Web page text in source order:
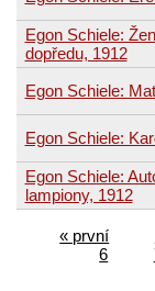
Egon Schiele:
dopředu, 1912
Egon Schiele:
Egon Schiele:
Egon Schiele:
lampiony, 1912
« první
6